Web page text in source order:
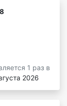
1 раз в
2026